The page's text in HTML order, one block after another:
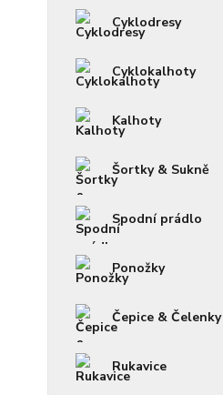
Cyklodresy
Cyklokalhoty
Kalhoty
Šortky & Sukně
Spodní prádlo
Ponožky
Čepice & Čelenky
Rukavice